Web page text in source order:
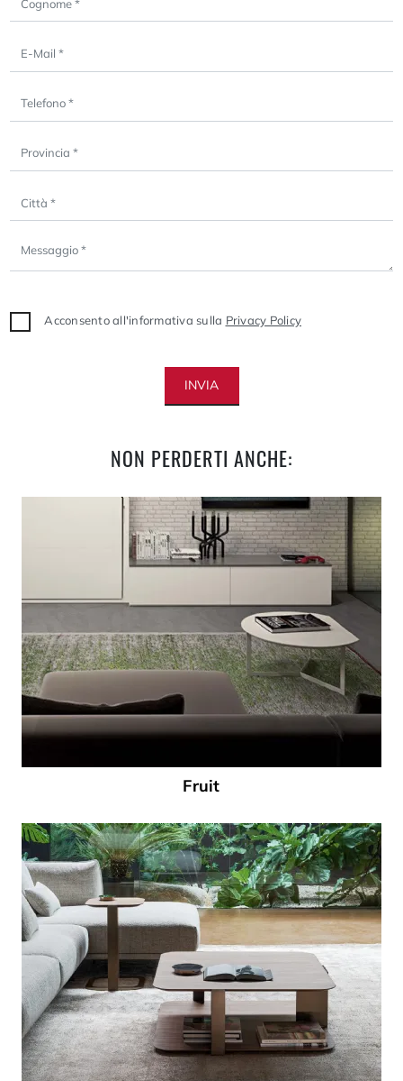
Acconsento all'informativa sulla Privacy Policy
INVIA
NON PERDERTI ANCHE:
Fruit